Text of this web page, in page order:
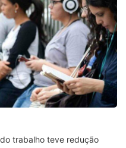
trabalho teve redução